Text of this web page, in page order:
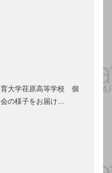
育大学荏原高等学校 個
会の様子をお届け…